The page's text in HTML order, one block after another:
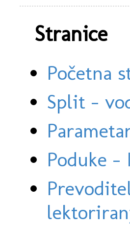
Stranice
Početna
Split -
Poduke